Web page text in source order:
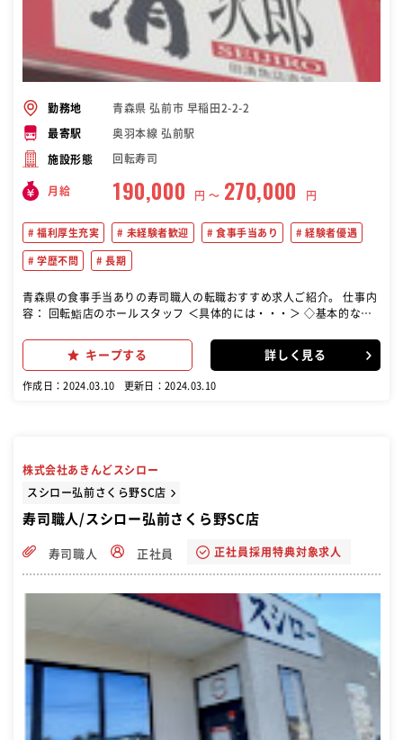
勤務地 青森県 弘前市 早稲田2-2-2
最寄駅 奥羽本線 弘前駅
施設形態 回転寿司
月給 190,000 円 〜 270,000 円
福利厚生充実 未経験者歓迎 食事手当あり 経験者優遇
学歴不問 長期
青森県の食事手当ありの寿司職人の転職おすすめ求人ご紹介。 仕事内
容： 回転鮨店のホールスタッフ ＜具体的には・・・＞ ◇基本的なホ
◇PCでの事務作業 （メニュー作成、仕入入力、発注など）
キープする 詳しく見る
作成日：2024.03.10 更新日：2024.03.10
株式会社あきんどスシロー
スシロー弘前さくら野SC店
寿司職人/スシロー弘前さくら野SC店
寿司職人 正社員 正社員採用特典対象求人